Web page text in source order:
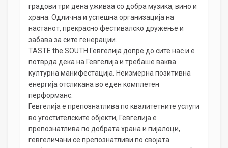
градови три дена уживаа со добра музика, вино и
храна. Одлична и успешна организација на
настанот, прекрасно фестивалско дружење и
забава за сите генерации.
TASTE the SOUTH Гевгелија допре до сите нас и е
потврда дека на Гевгелија и требаше ваква
културна манифестација. Неизмерна позитивна
енергија отсликана во еден комплетен
перформанс.
Гевгелија е препознатлива по квалитетните услуги
во угостителските објекти, Гевгелија е
препознатлива по добрата храна и пијалоци,
гевгеличани се препознатливи по својата